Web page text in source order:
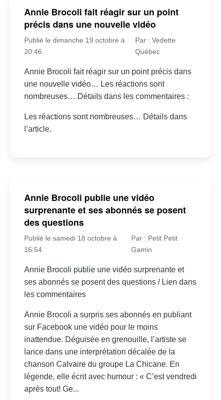
Annie Brocoli fait réagir sur un point
précis dans une nouvelle vidéo
Publié le dimanche 19 octobre à
20:46
Par : Vedette
Québec
Annie Brocoli fait réagir sur un point précis dans
une nouvelle vidéo… Les réactions sont
nombreuses… Détails dans les commentaires :
Les réactions sont nombreuses… Détails dans
l’article.
Annie Brocoli publie une vidéo
surprenante et ses abonnés se posent
des questions
Publié le samedi 18 octobre à
16:54
Par : Petit Petit
Gamin
Annie Brocoli publie une vidéo surprenante et
ses abonnés se posent des questions / Lien dans
les commentaires
Annie Brocoli a surpris ses abonnés en publiant
sur Facebook une vidéo pour le moins
inattendue. Déguisée en grenouille, l’artiste se
lance dans une interprétation décalée de la
chanson Calvaire du groupe La Chicane. En
légende, elle écrit avec humour : « C’est vendredi
après tout! Ge...